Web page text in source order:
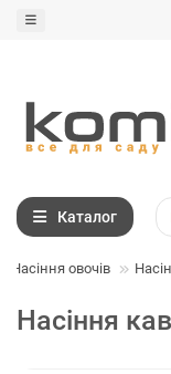
Каталог
Насіння овочів
Насіння